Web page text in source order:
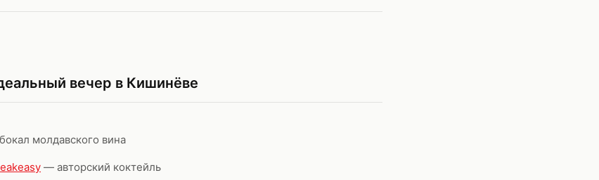
вечер в Кишинёве
молдавского вина
— авторский коктейль